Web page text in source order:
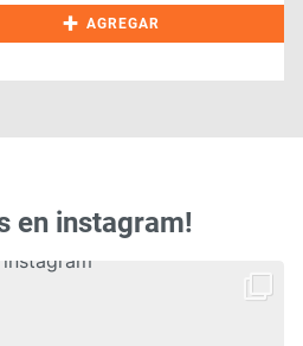
AGREGAR
en instagram!